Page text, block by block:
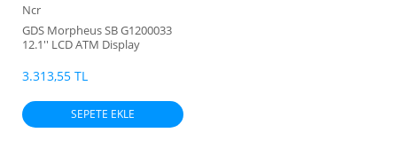
Ncr
GDS Morpheus SB G1200033
12.1'' LCD ATM Display
3.313,55 TL
SEPETE EKLE